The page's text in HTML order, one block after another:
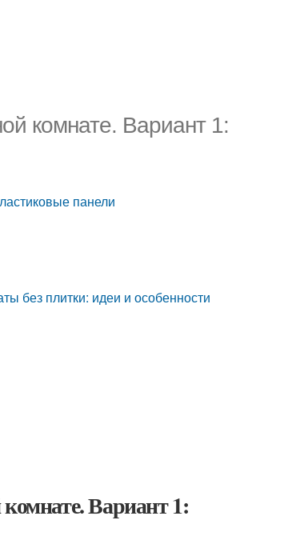
комнате. Вариант 1:
панели
без плитки: идеи и особенности
Вариант 1: